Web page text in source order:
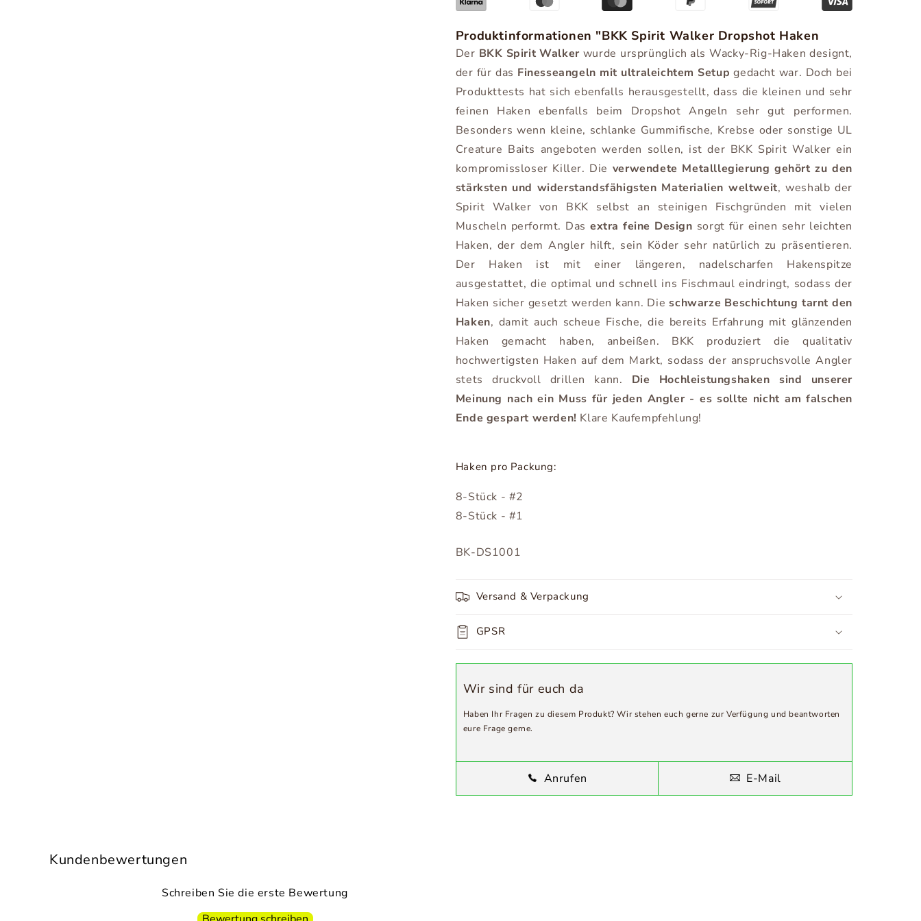
Produktinformationen "BKK Spirit Walker Dropshot Haken
Der BKK Spirit Walker wurde ursprünglich als Wacky-Rig-Haken designt,
der für das Finesseangeln mit ultraleichtem Setup gedacht war. Doch bei
Produkttests hat sich ebenfalls herausgestellt, dass die kleinen und sehr
feinen Haken ebenfalls beim Dropshot Angeln sehr gut performen.
Besonders wenn kleine, schlanke Gummifische, Krebse oder sonstige UL
Creature Baits angeboten werden sollen, ist der BKK Spirit Walker ein
kompromissloser Killer. Die verwendete Metalllegierung gehört zu den
stärksten und widerstandsfähigsten Materialien weltweit, weshalb der
Spirit Walker von BKK selbst an steinigen Fischgründen mit vielen
Muscheln performt. Das extra feine Design sorgt für einen sehr leichten
Haken, der dem Angler hilft, sein Köder sehr natürlich zu präsentieren.
Der Haken ist mit einer längeren, nadelscharfen Hakenspitze
ausgestattet, die optimal und schnell ins Fischmaul eindringt, sodass der
Haken sicher gesetzt werden kann. Dieschwarze Beschichtung tarnt den
Haken, damit auch scheue Fische, die bereits Erfahrung mit glänzenden
Haken gemacht haben, anbeißen. BKK produziert die qualitativ
hochwertigsten Haken auf dem Markt, sodass der anspruchsvolle Angler
stets druckvoll drillen kann. Die Hochleistungshaken sind unserer
Meinung nach ein Muss für jeden Angler - es sollte nicht am falschen
Ende gespart werden! Klare Kaufempfehlung!
Haken pro Packung:
8-Stück - #2
8-Stück - #1
SKU:
BK-DS1001
Versand & Verpackung
GPSR
Wir sind für euch da
Haben Ihr Fragen zu diesem Produkt? Wir stehen euch gerne zur Verfügung und beantworten
eure Frage gerne.
Anrufen E-Mail
Kundenbewertungen
Schreiben Sie die erste Bewertung